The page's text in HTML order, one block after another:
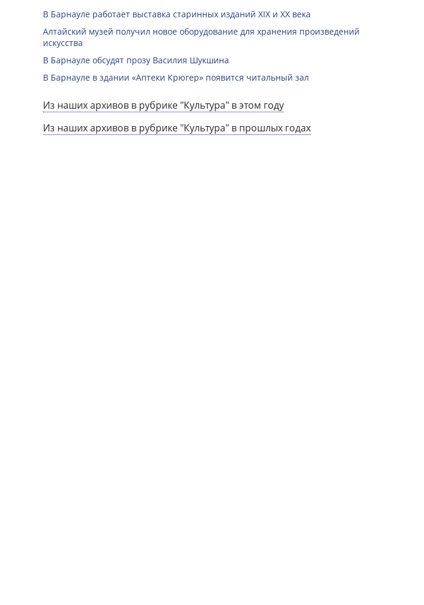
В Барнауле работает выставка старинных изданий XIX и XX века
Алтайский музей получил новое оборудование для хранения произведений
искусства
В Барнауле обсудят прозу Василия Шукшина
В Барнауле в здании «Аптеки Крюгер» появится читальный зал
Из наших архивов в рубрике "Культура" в этом году
Из наших архивов в рубрике "Культура" в прошлых годах